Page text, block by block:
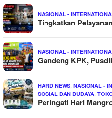
NASIONAL -
Tingkatkan
NASIONAL -
Gandeng KPK,
HARD NEWS, NASIONAL -
SOSIAL DAN BUDAYA,
Peringati Hari